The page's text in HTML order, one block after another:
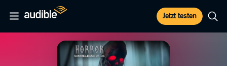
Jetzt testen